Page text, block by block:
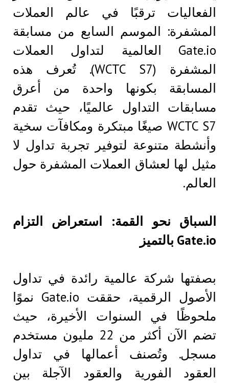
الفعاليات ترقبًا في عالم العملات
المشفرة: الموسم السابع من مسابقة
Gate.io العالمية لتداول العملات
المشفرة (WCTC S7). تُعرف هذه
المسابقة بكونها واحدة من أعرق
مسابقات التداول عالميًا، حيث تقدم
WCTC S7 صيغًا مبتكرة ومكافآت سخية
وأنشطة متنوعة لتوفير تجربة تداول لا
مثيل لها لعشاق العملات المشفرة حول
العالم.
السباق نحو القمة: استعراض التزام
Gate.io بالتميز
بصفتها شركة عالمية رائدة في تداول
الأصول الرقمية، حققت Gate.io نموًا
ملحوظًا في السنوات الأخيرة، حيث
تضم الآن أكثر من 22 مليون مستخدم
مسجل. وتُصنف أعمالها في تداول
العقود الفورية والعقود الآجلة بين